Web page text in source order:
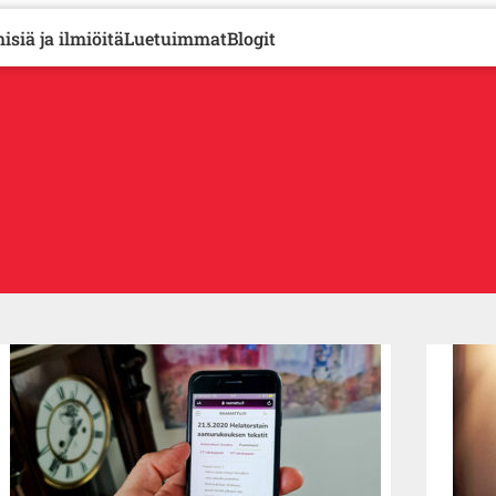
ja ilmiöitäLuetuimmatBlogit